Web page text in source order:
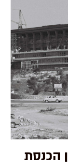
הכנסת